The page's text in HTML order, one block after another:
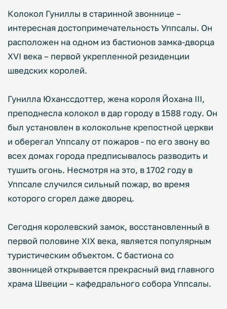
Колокол Гуниллы в старинной звоннице –
интересная достопримечательность Уппсалы. Он
расположен на одном из бастионов замка-дворца
XVI века – первой укрепленной резиденции
шведских королей.
Гунилла Юханссдоттер, жена короля Йохана III,
преподнесла колокол в дар городу в 1588 году. Он
был установлен в колокольне крепостной церкви
и оберегал Уппсалу от пожаров - по его звону во
всех домах города предписывалось разводить и
тушить огонь. Несмотря на это, в 1702 году в
Уппсале случился сильный пожар, во время
которого сгорел даже дворец.
Сегодня королевский замок, восстановленный в
первой половине XIX века, является популярным
туристическим объектом. С бастиона со
звонницей открывается прекрасный вид главного
храма Швеции – кафедрального собора Уппсалы.